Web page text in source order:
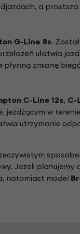
a
G-Line 8s.
ułatwia
zmianę
C-Line 12s, C-
jeżdżącym w
utrzymanie
Jeżeli planujemy
natomiast model